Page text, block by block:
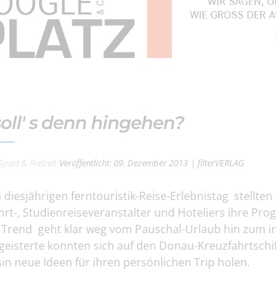
s denn hingehen?
& Freizeit Veröffentlicht: 09. Dezember 2013 | filterVERLAG
diesjährigen ferntouristik-Reise-Erlebnistag stellten
, Studienreiseveranstalter und Hoteliers ihre
geht klar weg vom Pauschal-Urlaub hin zum
konnten sich auf den Donau-
neue Ideen für ihren persönlichen Trip holen.